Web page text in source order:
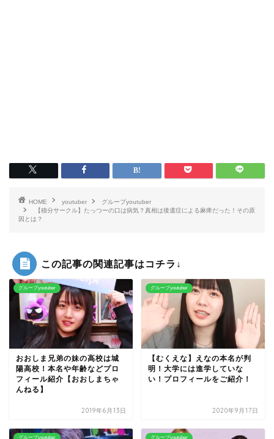
HOME youtuber
グループyoutuber
【積分サークル】たっつーの口は病気？真相は後遺症による麻痺だった！その原
因とは？
この記事の関連記事はコチラ↓
グループyoutuber
おおしま兄弟の妹の高校は城
陽高校！本名や年齢などプロ
フィール紹介【おおしまちゃ
んねる】
2019年6月13日
グループyoutuber
【むくえな】えなの本名が判
明！大学には進学していな
い！プロフィールをご紹介！
2020年9月17日
グループyoutuber グループyoutuber